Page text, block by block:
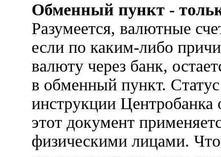
Обменный пункт -
Разумеется, валютные
если по каким-либо
валюту через банк,
в обменный пункт.
инструкции
этот документ
физическими лицами.